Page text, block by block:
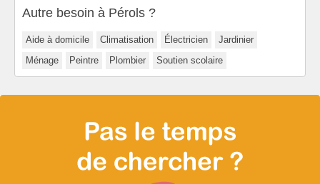
Autre besoin à Pérols ?
Aide à domicile Climatisation Électricien
Jardinier
Ménage
Peintre Plombier Soutien scolaire